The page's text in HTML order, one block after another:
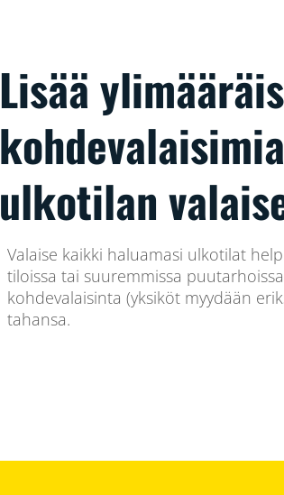
Lisää
ulkotilan
Valaise kaikki haluamasi ulkotilat
tiloissa tai suuremmissa
kohdevalaisinta (yksiköt myydään
tahansa.